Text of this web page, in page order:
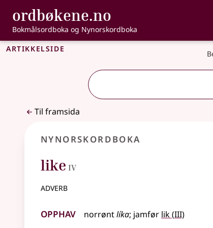
Gå til hovudinnhald
Tilgjenge
ordbøkene.no ,
Bokmålsordboka og Nynorskordboka
Artikkelside
Til framsida
Nynorskordboka
like IV
adverb
Opphav norrøntlíka; jamfør lik(3
III)